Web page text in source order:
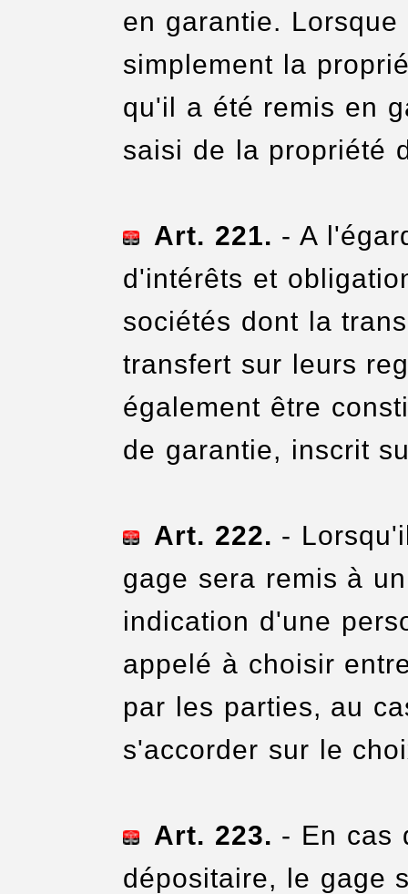
en garantie.
simplement la
qu'il a été remis en
saisi de la propriété
Art. 221. - A
d'intérêts et
sociétés dont la
transfert sur leurs
également être
de garantie, inscrit
Art. 222. -
gage sera remis à
indication d'une
appelé à choisir
par les parties, au
s'accorder sur le
Art. 223. - En cas
dépositaire, le gage